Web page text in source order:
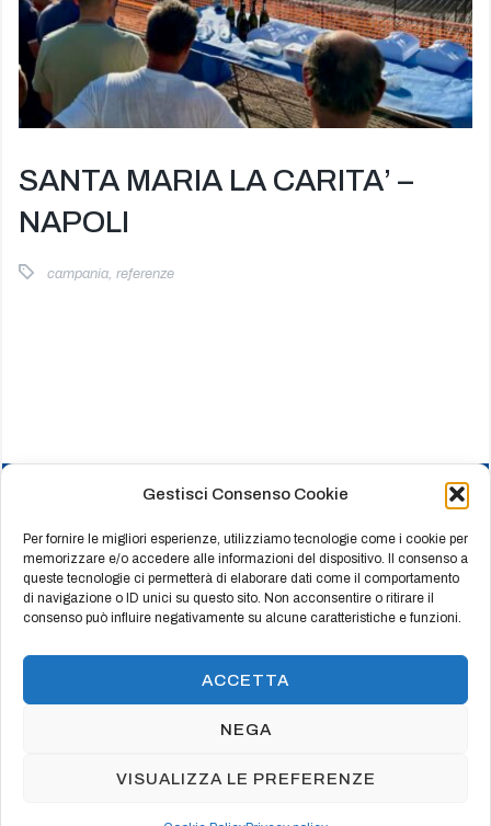
Gestisci Consenso Cookie
Per fornire le migliori esperienze, utilizziamo tecnologie come i cookie per
memorizzare e/o accedere alle informazioni del dispositivo. Il consenso a
queste tecnologie ci permetterà di elaborare dati come il comportamento
di navigazione o ID unici su questo sito. Non acconsentire o ritirare il
consenso può influire negativamente su alcune caratteristiche e funzioni.
ACCETTA
NEGA
VISUALIZZA LE PREFERENZE
SANTA MARIA LA CARITA’ –
NAPOLI
campania, referenze
HOME
CHI SIAMO
PRODOTTI
REFERENZE
CONTATTI
s.r.l. - P.Iva 05669120650